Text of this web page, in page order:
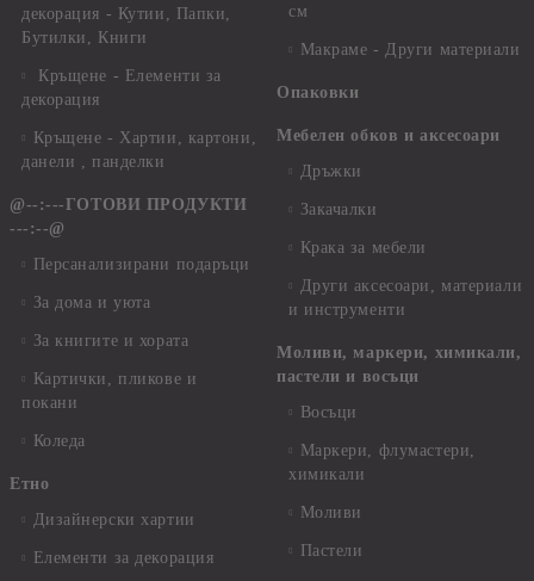
декорация - Кутии, Папки,
Бутилки, Книги
Кръщене - Елементи за
декорация
Кръщене - Хартии, картони,
данели , панделки
@--:---ГОТОВИ ПРОДУКТИ
---:--@
Персанализирани подаръци
За дома и уюта
За книгите и хората
Картички, пликове и
покани
Коледа
Етно
Дизайнерски хартии
Елементи за декорация
см
Макраме - Други материали
Опаковки
Мебелен обков и аксесоари
Дръжки
Закачалки
Крака за мебели
Други аксесоари, материали
и инструменти
Моливи, маркери, химикали,
пастели и восъци
Восъци
Маркери, флумастери,
химикали
Моливи
Пастели